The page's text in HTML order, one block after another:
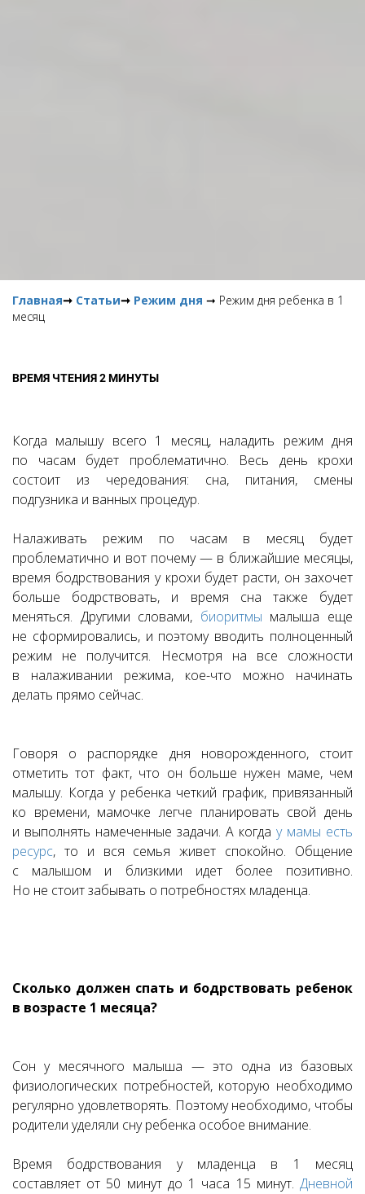
Главная➞ Статьи➞ Режим дня ➞ Режим дня ребенка в 1
месяц
ВРЕМЯ ЧТЕНИЯ 2 МИНУТЫ
Когда малышу всего 1 месяц, наладить режим дня
по часам будет проблематично. Весь день крохи
состоит из чередования: сна, питания, смены
подгузника и ванных процедур.
Налаживать режим по часам в месяц будет
проблематично и вот почему — в ближайшие месяцы,
время бодрствования у крохи будет расти, он захочет
больше бодрствовать, и время сна также будет
меняться. Другими словами, биоритмы малыша еще
не сформировались, и поэтому вводить полноценный
режим не получится. Несмотря на все сложности
в налаживании режима, кое-что можно начинать
делать прямо сейчас.
Говоря о распорядке дня новорожденного, стоит
отметить тот факт, что он больше нужен маме, чем
малышу. Когда у ребенка четкий график, привязанный
ко времени, мамочке легче планировать свой день
и выполнять намеченные задачи. А когда у мамы есть
ресурс, то и вся семья живет спокойно. Общение
с малышом и близкими идет более позитивно.
Но не стоит забывать о потребностях младенца.
Сколько должен спать и бодрствовать ребенок
в возрасте 1 месяца?
Сон у месячного малыша — это одна из базовых
физиологических потребностей, которую необходимо
регулярно удовлетворять. Поэтому необходимо, чтобы
родители уделяли сну ребенка особое внимание.
Время бодрствования у младенца в 1 месяц
составляет от 50 минут до 1 часа 15 минут. Дневной